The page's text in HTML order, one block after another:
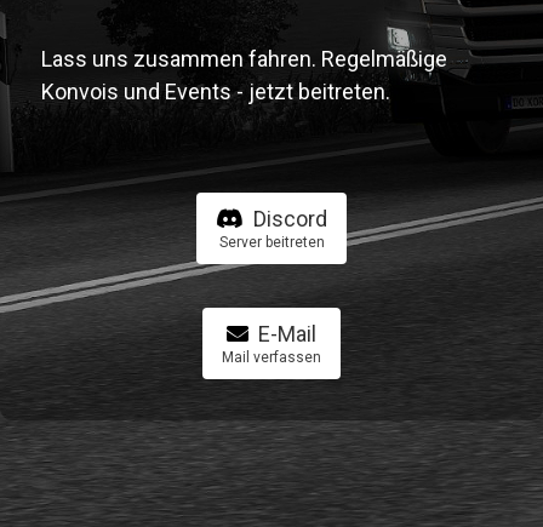
Lass uns zusammen fahren. Regelmäßige
Konvois und Events - jetzt beitreten.
Discord
Server beitreten
E-Mail
Mail verfassen